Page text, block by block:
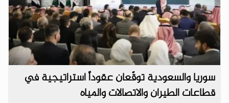
سوريا والسعودية توقّعان عقوداً استراتيجية في
قطاعات الطيران والاتصالات والمياه